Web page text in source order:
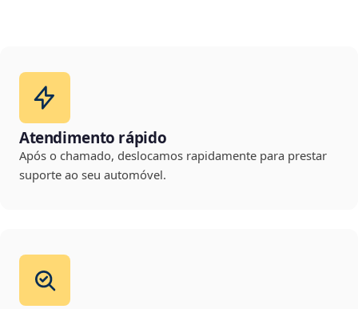
Atendimento rápido
Após o chamado, deslocamos rapidamente para prestar
suporte ao seu automóvel.